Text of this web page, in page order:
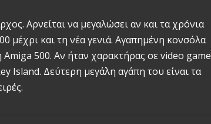
Αρνείται να μεγαλώσει αν και τα χρόνια
μέχρι και τη νέα γενιά. Αγαπημένη κονσόλα
500. Αν ήταν χαρακτήρας σε video game
Island. Δεύτερη μεγάλη αγάπη του είναι τα